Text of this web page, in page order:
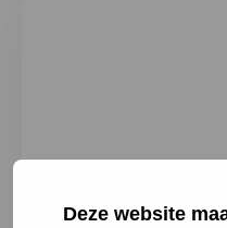
Deze website